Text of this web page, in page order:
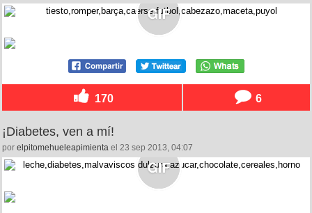
170 6
¡Diabetes, ven a mí!
por elpitomehueleapimienta el 23 sep 2013, 04:07